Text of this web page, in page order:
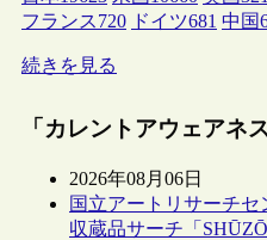
フランス720 ドイツ681 中国
続きを見る
「カレントアウェアネ
2026年08月06日
国立アートリサーチ
収蔵品サーチ「